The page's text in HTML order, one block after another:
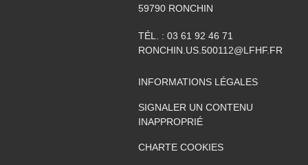
59790 RONCHIN
TÉL. : 03 61 92 46 71
RONCHIN.US.500112@LFHF.FR
INFORMATIONS LÉGALES
SIGNALER UN CONTENU
INAPPROPRIÉ
CHARTE COOKIES